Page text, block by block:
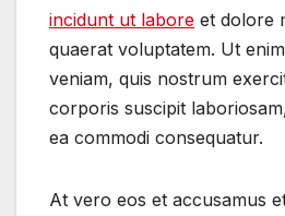
incidunt ut labore et dolore
quaerat voluptatem. Ut
veniam, quis nostrum
corporis suscipit
ea commodi consequatur.
At vero eos et accusamus